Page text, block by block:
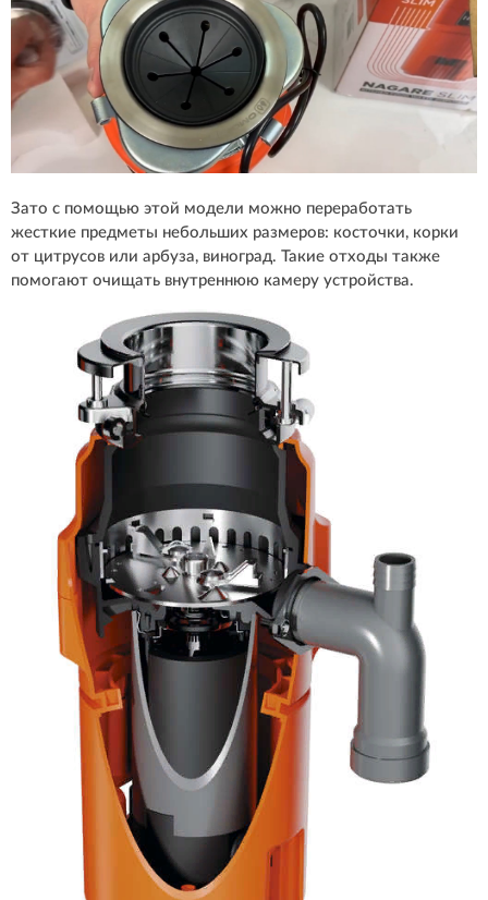
Зато с помощью этой модели можно переработать
жесткие предметы небольших размеров: косточки, корки
от цитрусов или арбуза, виноград. Такие отходы также
помогают очищать внутреннюю камеру устройства.